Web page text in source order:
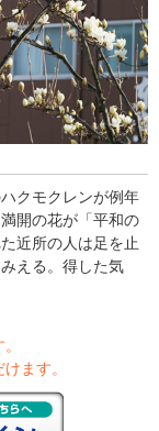
クモクレンが例年
開の花が「平和の
近所の人は足を止
える。得した気
ます。